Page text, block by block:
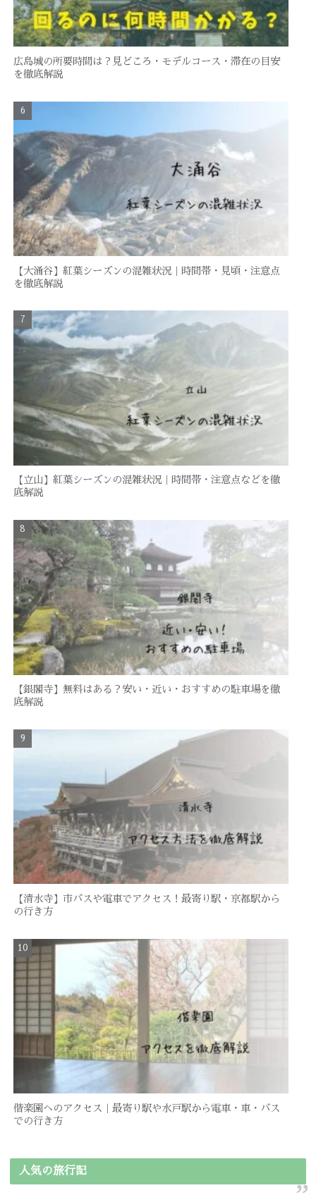
広島城の所要時間は？見どころ・モデルコース・滞在の目安
を徹底解説
【大涌谷】紅葉シーズンの混雑状況｜時間帯・見頃・注意点
を徹底解説
【立山】紅葉シーズンの混雑状況｜時間帯・注意点などを徹
底解説
【銀閣寺】無料はある？安い・近い・おすすめの駐車場を徹
底解説
【清水寺】市バスや電車でアクセス！最寄り駅・京都駅から
の行き方
偕楽園へのアクセス｜最寄り駅や水戸駅から電車・車・バス
での行き方
人気の旅行記